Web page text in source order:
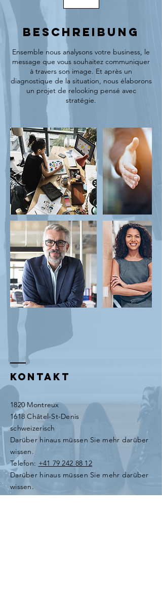
Beschreibung
Ensemble nous analysons votre business, le
message que vous souhaitez communiquer
à travers son image. Et après un
diagnostique de la situation, nous élaborons
un projet de relooking pensé avec
stratégie.
Kontakt
1820 Montreux
1618 Châtel-St-Denis
schweizerisch
Darüber hinaus müssen Sie mehr darüber
wissen.
Telefon: +41 79 242 88 12
Darüber hinaus müssen Sie mehr darüber
wissen.
E-Mail:info@centre-alure.ch